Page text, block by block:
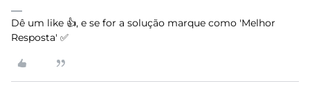
Dê um like 👍, e se for a solução marque como 'Melhor
Resposta' ✅